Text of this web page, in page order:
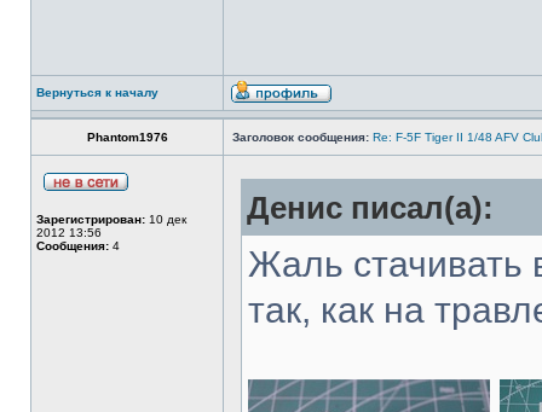
Вернуться к началу
Phantom1976 Заголовок сообщения: Re: F-5F Tiger II 1/48 AFV
Зарегистрирован: 10 дек
2012 13:56
Сообщения: 4
Денис писал(а):
Жаль стачивать
так, как на